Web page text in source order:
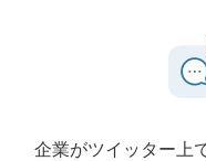
企業がツイッター上